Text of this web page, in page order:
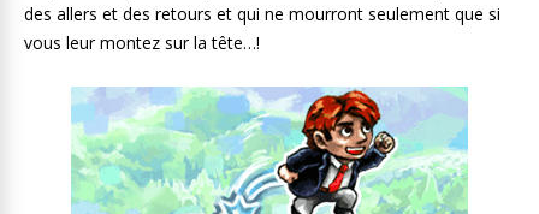
des allers et des retours et qui ne mourront seulement que si
vous leur montez sur la tête…!